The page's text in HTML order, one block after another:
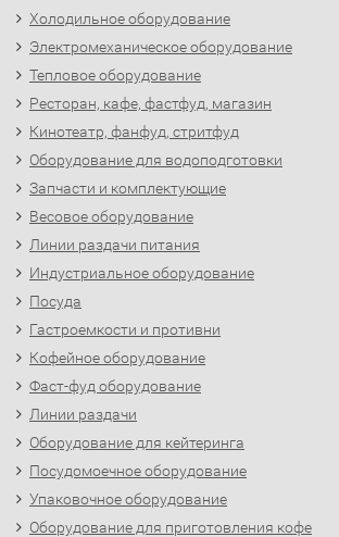
Холодильное оборудование
Электромеханическое оборудование
Тепловое оборудование
Ресторан, кафе, фастфуд, магазин
Кинотеатр, фанфуд, стритфуд
Оборудование для водоподготовки
Запчасти и комплектующие
Весовое оборудование
Линии раздачи питания
Индустриальное оборудование
Посуда
Гастроемкости и противни
Кофейное оборудование
Фаст-фуд оборудование
Линии раздачи
Оборудование для кейтеринга
Посудомоечное оборудование
Упаковочное оборудование
Оборудование для приготовления кофе